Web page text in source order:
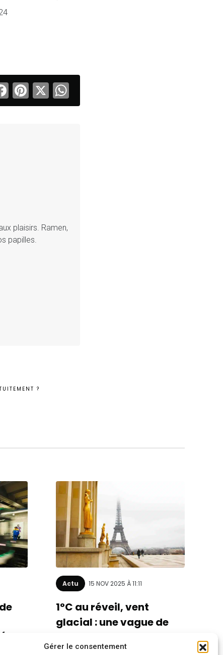
Gérer le consentement
Facebook
Pinterest
X
plaisirs. Ramen,
papilles.
?
Actu 15 NOV 2025 À 11:11
1°C au réveil, vent
glacial : une vague de